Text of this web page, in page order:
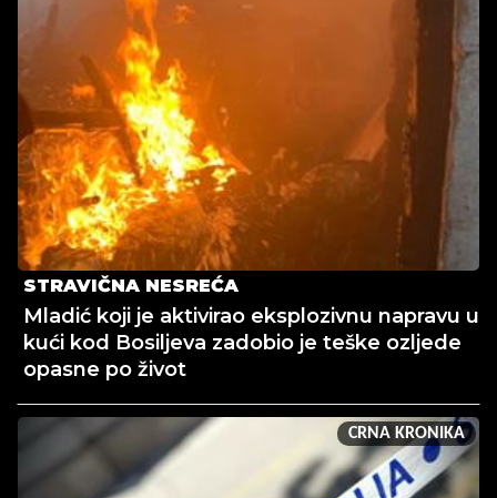
STRAVIČNA NESREĆA
Mladić koji je aktivirao eksplozivnu napravu u
kući kod Bosiljeva zadobio je teške ozljede
opasne po život
CRNA KRONIKA